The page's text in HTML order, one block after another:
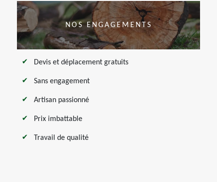
NOS ENGAGEMENTS
Devis et déplacement gratuits
Sans engagement
Artisan passionné
Prix imbattable
Travail de qualité